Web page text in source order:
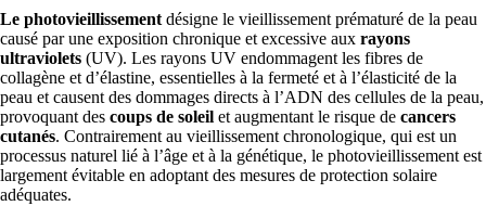
Le photovieillissement désigne le vieillissement prématuré de la peau
causé par une exposition chronique et excessive aux rayons
ultraviolets (UV). Les rayons UV endommagent les fibres de
collagène et d’élastine, essentielles à la fermeté et à l’élasticité de la
peau et causent des dommages directs à l’ADN des cellules de la peau,
provoquant des coups de soleil et augmentant le risque de cancers
cutanés. Contrairement au vieillissement chronologique, qui est un
processus naturel lié à l’âge et à la génétique, le photovieillissement est
largement évitable en adoptant des mesures de protection solaire
adéquates.